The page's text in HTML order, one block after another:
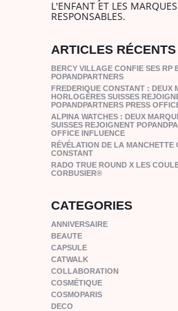
L'ENFANT ET LES
RESPONSABLES.
ARTICLES RÉCENTS
BERCY VILLAGE CONFIE SES RP
POPANDPARTNERS
FREDERIQUE CONSTANT : DEUX
HORLOGÈRES SUISSES
POPANDPARTNERS PRESS
ALPINA WATCHES : DEUX
SUISSES REJOIGNENT
OFFICE INFLUENCE
RÉVÉLATION DE LA MANCHETTE
CONSTANT
RADO TRUE ROUND X LES
CORBUSIER®
CATEGORIES
ANNIVERSAIRE
BEAUTE
CAPSULE
CATWALK
COLLABORATION
COSMÉTIQUE
COSMOPARIS
DECO